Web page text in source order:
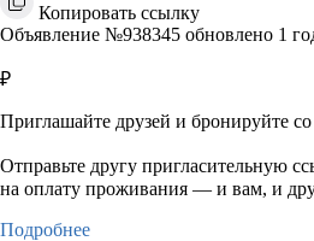
Копировать ссылку
Объявление №938345 обновлено 1
₽
Приглашайте друзей и бронируйте
Отправьте другу пригласительную
на оплату проживания — и вам, и
Подробнее